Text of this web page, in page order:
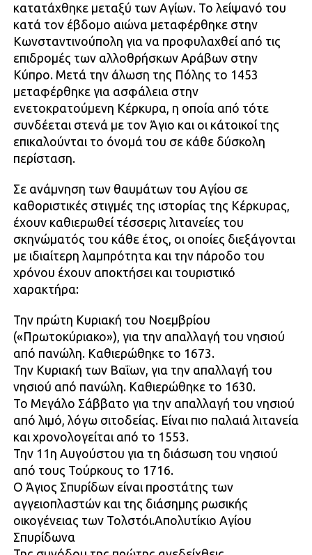
κατατάχθηκε μεταξύ των Αγίων. Το λείψανό του
κατά τον έβδομο αιώνα μεταφέρθηκε στην
Κωνσταντινούπολη για να προφυλαχθεί από τις
επιδρομές των αλλοθρήσκων Αράβων στην
Κύπρο. Μετά την άλωση της Πόλης το 1453
μεταφέρθηκε για ασφάλεια στην
ενετοκρατούμενη Κέρκυρα, η οποία από τότε
συνδέεται στενά με τον Άγιο και οι κάτοικοί της
επικαλούνται το όνομά του σε κάθε δύσκολη
περίσταση.
Σε ανάμνηση των θαυμάτων του Αγίου σε
καθοριστικές στιγμές της ιστορίας της Κέρκυρας,
έχουν καθιερωθεί τέσσερις λιτανείες του
σκηνώματός του κάθε έτος, οι οποίες διεξάγονται
με ιδιαίτερη λαμπρότητα και την πάροδο του
χρόνου έχουν αποκτήσει και τουριστικό
χαρακτήρα:
Την πρώτη Κυριακή του Νοεμβρίου
(«Πρωτοκύριακο»), για την απαλλαγή του νησιού
από πανώλη. Καθιερώθηκε το 1673.
Την Κυριακή των Βαΐων, για την απαλλαγή του
νησιού από πανώλη. Καθιερώθηκε το 1630.
Το Μεγάλο Σάββατο για την απαλλαγή του νησιού
από λιμό, λόγω σιτοδείας. Είναι πιο παλαιά λιτανεία
και χρονολογείται από το 1553.
Την 11η Αυγούστου για τη διάσωση του νησιού
από τους Τούρκους το 1716.
Ο Άγιος Σπυρίδων είναι προστάτης των
αγγειοπλαστών και της διάσημης ρωσικής
οικογένειας των Τολστόι.Απολυτίκιο Αγίου
Σπυρίδωνα